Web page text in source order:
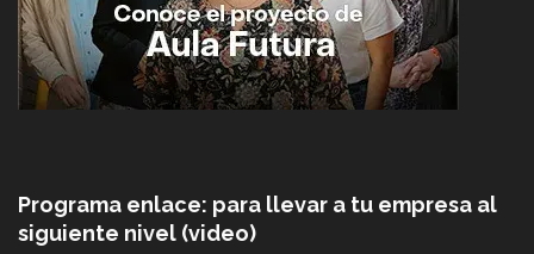
Programa enlace: para llevar a tu empresa al
siguiente nivel (video)